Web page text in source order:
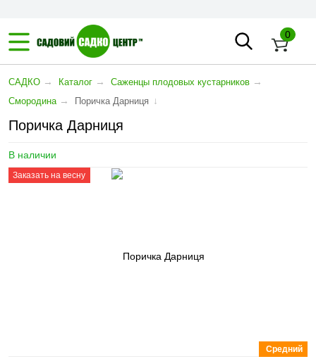
0
САДКО → Каталог → Саженцы плодовых кустарников →
Смородина → Поричка Дарниця ↓
Поричка Дарниця
В наличии
Заказать на весну
Средний